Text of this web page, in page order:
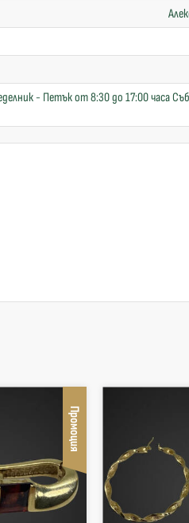
- Петък от 8:30 до 17:00 часа
Промоция